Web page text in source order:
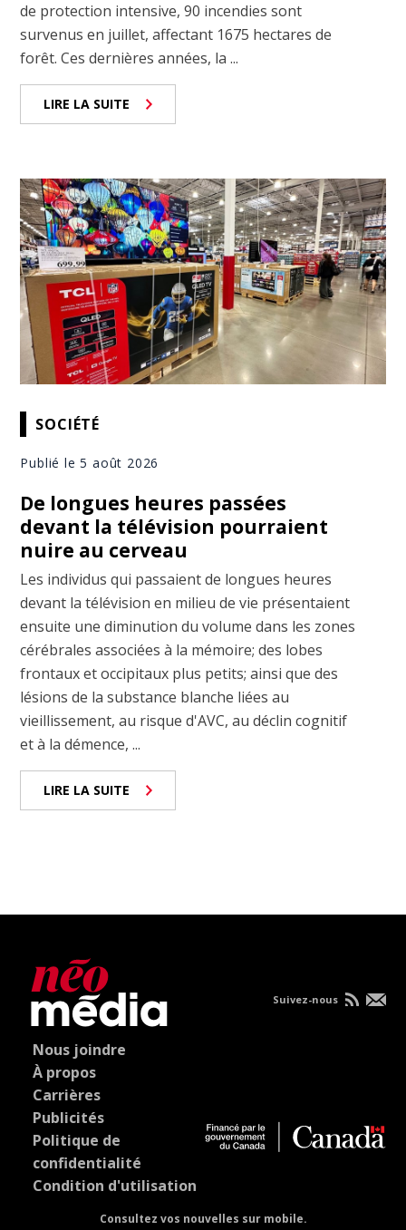
de protection intensive, 90 incendies sont
survenus en juillet, affectant 1675 hectares de
forêt. Ces dernières années, la ...
LIRE LA SUITE
SOCIÉTÉ
Publié le 5 août 2026
De longues heures passées
devant la télévision pourraient
nuire au cerveau
Les individus qui passaient de longues heures
devant la télévision en milieu de vie présentaient
ensuite une diminution du volume dans les zones
cérébrales associées à la mémoire; des lobes
frontaux et occipitaux plus petits; ainsi que des
lésions de la substance blanche liées au
vieillissement, au risque d'AVC, au déclin cognitif
et à la démence, ...
LIRE LA SUITE
Nous joindre
À propos
Carrières
Publicités
Politique de
confidentialité
Condition d'utilisation
Consultez vos nouvelles sur mobile.
Suivez-nous